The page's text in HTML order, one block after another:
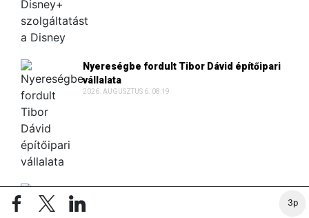
3p
Nyereségbe fordult Tibor Dávid építőipari
vállalata
2026. AUGUSZTUS 6. 08:19
Lakásokat vásárolt luxusbirtoka mögött a
fiatal ausztrál milliárdos